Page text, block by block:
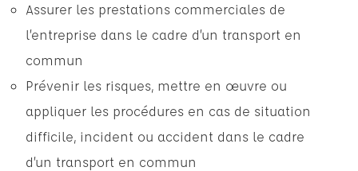
Assurer les prestations commerciales de
l’entreprise dans le cadre d’un transport en
commun
Prévenir les risques, mettre en œuvre ou
appliquer les procédures en cas de situation
difficile, incident ou accident dans le cadre
d’un transport en commun